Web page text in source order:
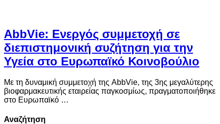
AbbVie: Ενεργός συμμετοχή σε
διεπιστημονική συζήτηση για την
Υγεία στο Ευρωπαϊκό Κοινοβούλιο
Με τη δυναμική συμμετοχή της AbbVie, της 3ης μεγαλύτερης
βιοφαρμακευτικής εταιρείας παγκοσμίως, πραγματοποιήθηκε
στο Ευρωπαϊκό …
Αναζήτηση